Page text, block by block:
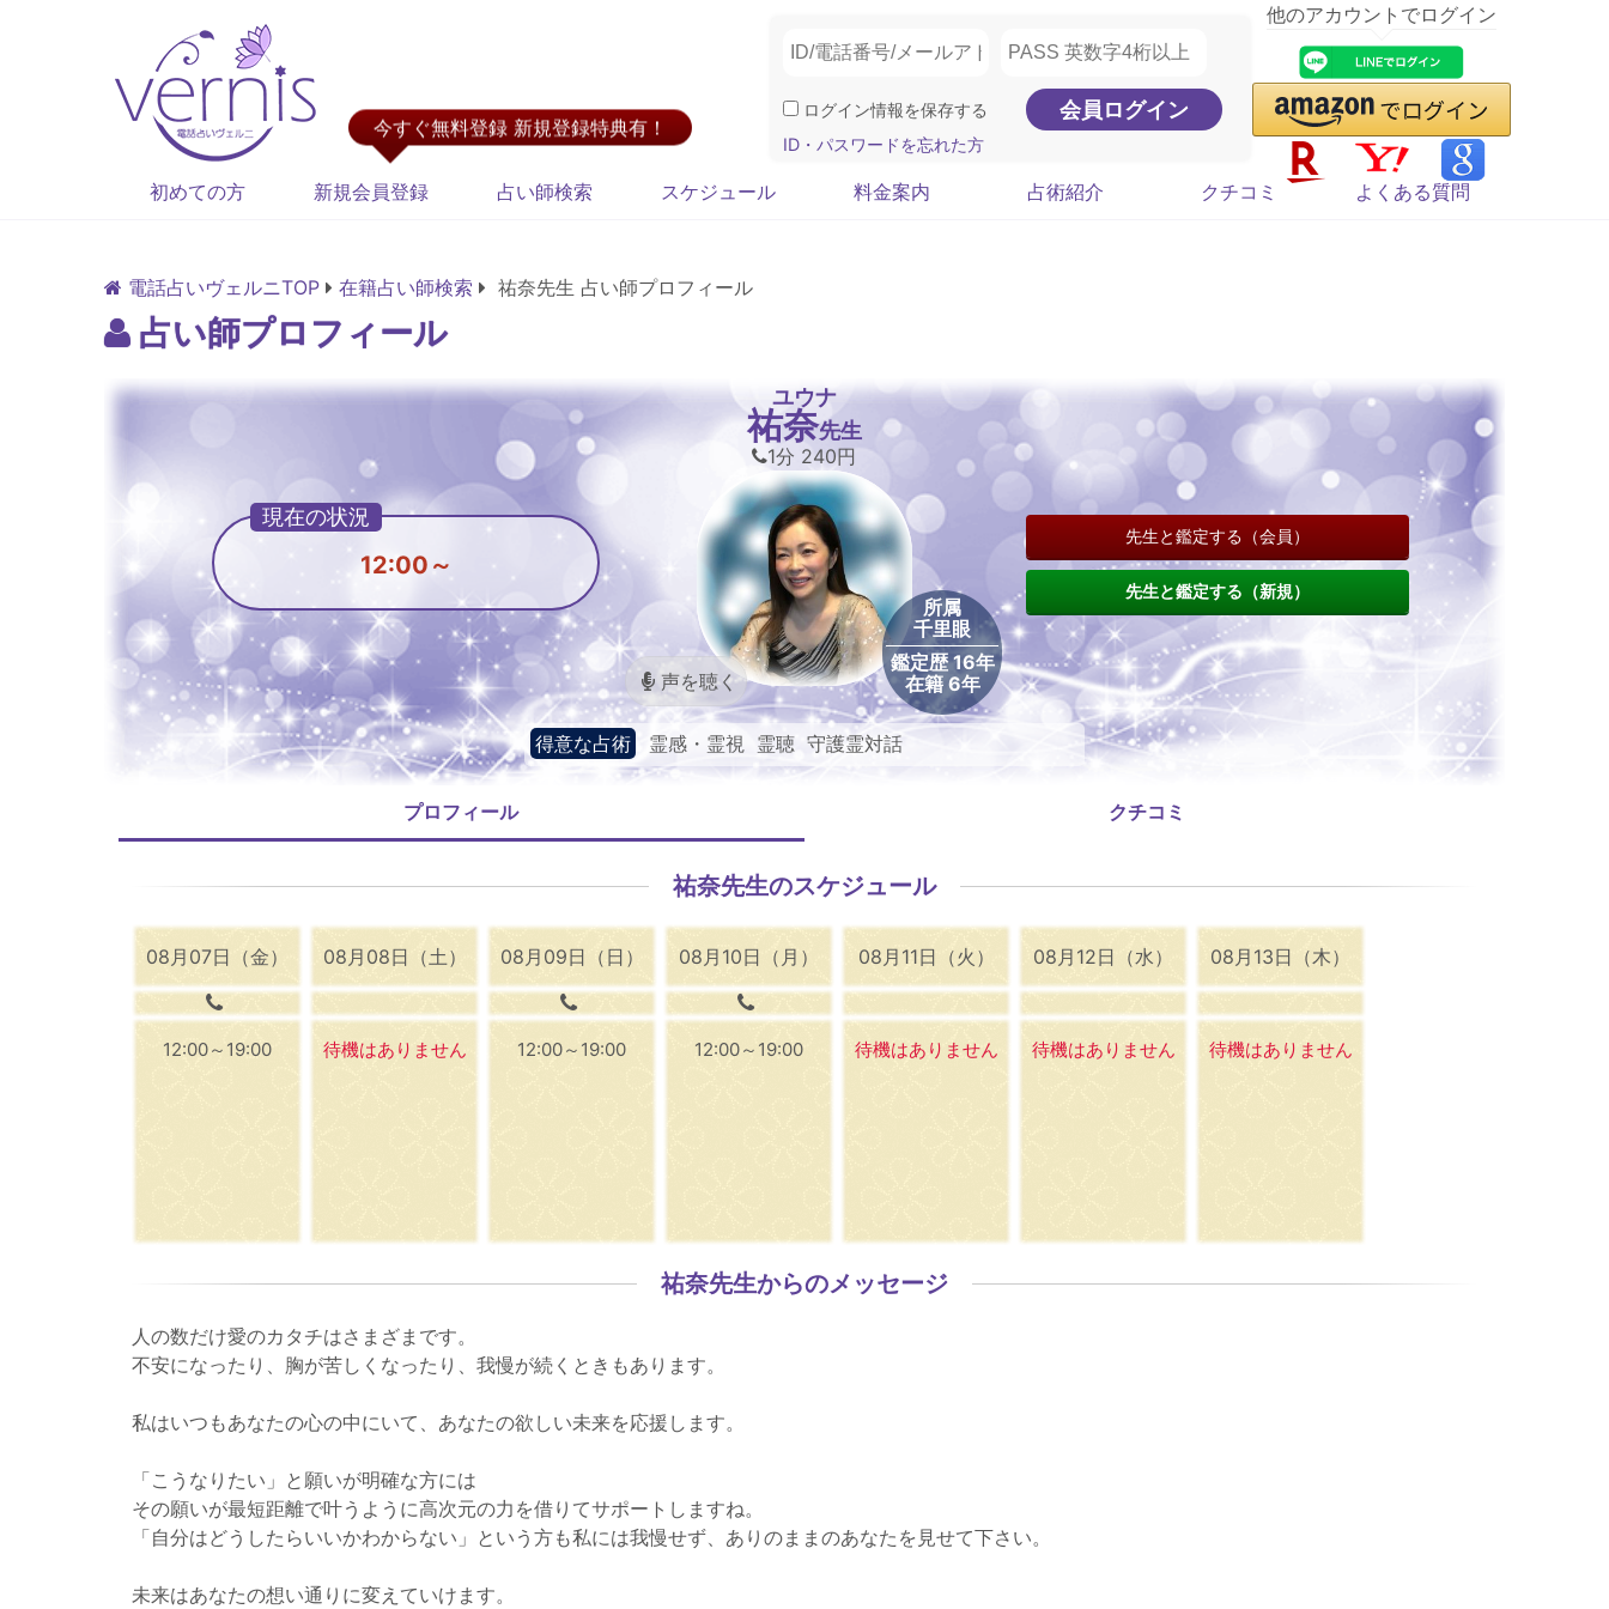
今すぐ無料登録 新規登録特典有！
ログイン情報を保存する
ID・パスワードを忘れた方
他のアカウントでログイン
初めての方 新規会員登録 占い師検索 スケジュール 料金案内 占術紹介 クチコミ よくある質問
電話占いヴェルニTOP 在籍占い師検索 祐奈先生 占い師プロフィール
占い師プロフィール
ユウナ
祐奈先生
声を聴く
所属
千里眼
鑑定歴 16年
在籍 6年
得意な占術 霊感・霊視 霊聴 守護霊対話
1分 240円
12:00～
先生と鑑定する（会員）
先生と鑑定する（新規）
プロフィール クチコミ
祐奈先生のスケジュール
08月07日（金）
12:00～19:00
08月08日（土）
待機はありません
08月09日（日）
12:00～19:00
08月10日（月）
12:00～19:00
08月11日（火）
待機はありません
08月12日（水）
待機はありません
08月13日（木）
待機はありません
祐奈先生からのメッセージ
人の数だけ愛のカタチはさまざまです。
不安になったり、胸が苦しくなったり、我慢が続くときもあります。
私はいつもあなたの心の中にいて、あなたの欲しい未来を応援します。
「こうなりたい」と願いが明確な方には
その願いが最短距離で叶うように高次元の力を借りてサポートしますね。
「自分はどうしたらいいかわからない」という方も私には我慢せず、ありのままのあなたを見せて下さい。
未来はあなたの想い通りに変えていけます。